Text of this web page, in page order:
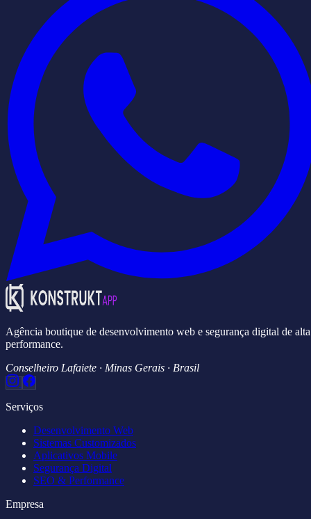
Agência boutique de desenvolvimento web e segurança digital de alta
performance.
Conselheiro Lafaiete · Minas Gerais · Brasil
Serviços
Desenvolvimento Web
Sistemas Customizados
Aplicativos Mobile
Segurança Digital
SEO & Performance
Empresa